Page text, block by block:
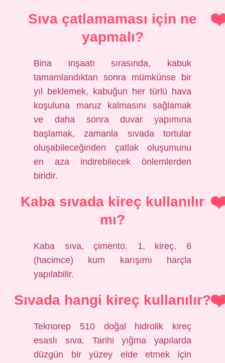
Sıva çatlamaması için ne
yapmalı?
Bina inşaatı sırasında, kabuk
tamamlandıktan sonra mümkünse bir
yıl beklemek, kabuğun her türlü hava
koşuluna maruz kalmasını sağlamak
ve daha sonra duvar yapımına
başlamak, zamanla sıvada tortular
oluşabileceğinden çatlak oluşumunu
en aza indirebilecek önlemlerden
biridir.
Kaba sıvada kireç kullanılır
mı?
Kaba sıva, çimento, 1, kireç, 6
(hacimce) kum karışımı harçla
yapılabilir.
Sıvada hangi kireç kullanılır?
Teknorep 510 doğal hidrolik kireç
esaslı sıva. Tarihi yığma yapılarda
düzgün bir yüzey elde etmek için